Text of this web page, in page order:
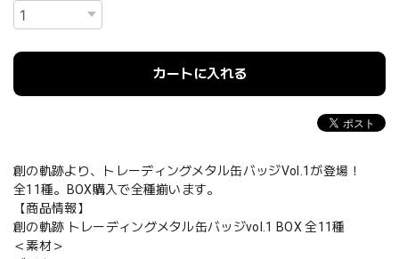
カートに入れる
創の軌跡より、トレーディングメタル缶バッジVol.1が登場！
全11種。BOX購入で全種揃います。
【商品情報】
創の軌跡 トレーディングメタル缶バッジvol.1 BOX 全11種
＜素材＞